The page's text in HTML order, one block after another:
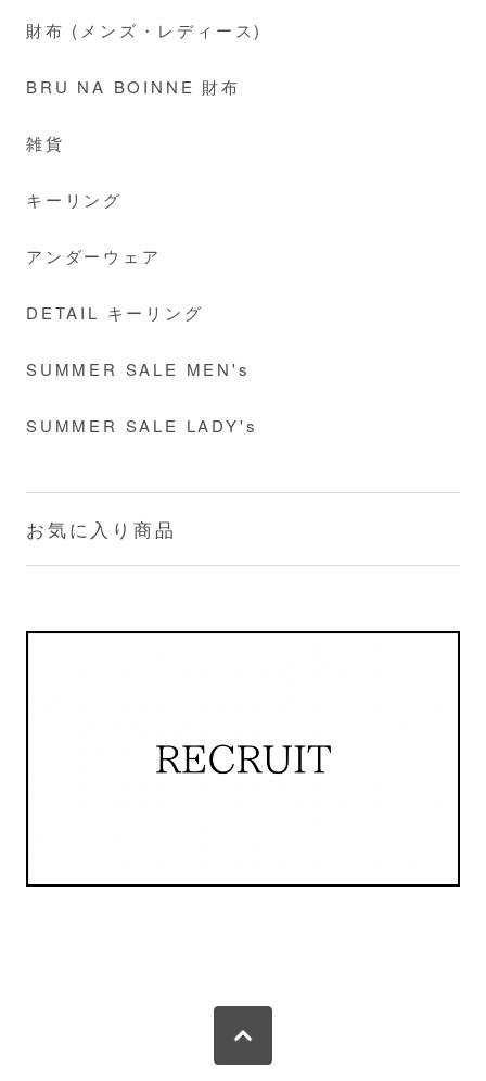
財布 (メンズ・レディース)
BRU NA BOINNE 財布
雑貨
キーリング
アンダーウェア
DETAIL キーリング
SUMMER SALE MEN's
SUMMER SALE LADY's
お気に入り商品